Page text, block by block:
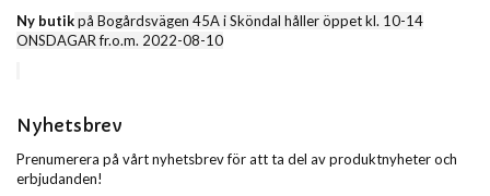
Ny butikpå Bogårdsvägen 45A i Sköndal håller öppet kl. 10-14
ONSDAGAR fr.o.m. 2022-08-10
Nyhetsbrev
Prenumerera på vårt nyhetsbrev för att ta del av produktnyheter och
erbjudanden!